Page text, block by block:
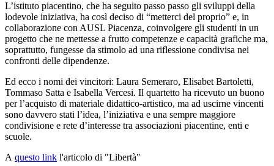
L’istituto piacentino, che ha seguito passo passo gli sviluppi della
lodevole iniziativa, ha così deciso di “metterci del proprio” e, in
collaborazione con AUSL Piacenza, coinvolgere gli studenti in un
progetto che ne mettesse a frutto competenze e capacità grafiche ma,
soprattutto, fungesse da stimolo ad una riflessione condivisa nei
confronti delle dipendenze.
Ed ecco i nomi dei vincitori: Laura Semeraro, Elisabet Bartoletti,
Tommaso Satta e Isabella Vercesi. Il quartetto ha ricevuto un buono
per l’acquisto di materiale didattico-artistico, ma ad uscirne vincenti
sono davvero stati l’idea, l’iniziativa e una sempre maggiore
condivisione e rete d’interesse tra associazioni piacentine, enti e
scuole.
A questo link l'articolo di "Libertà"